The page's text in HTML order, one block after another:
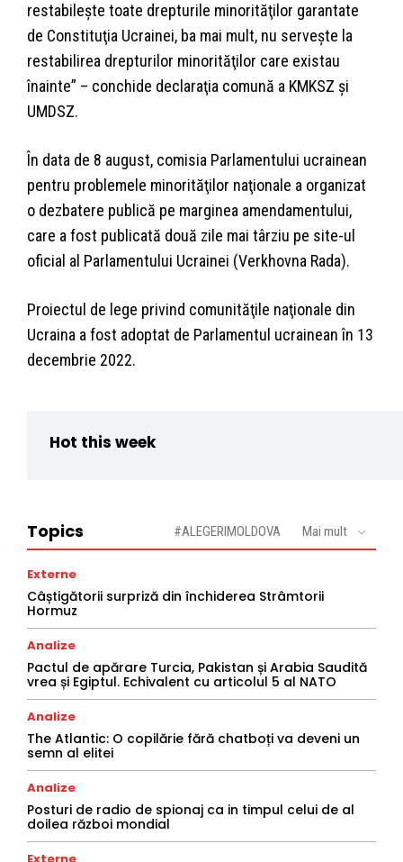
restabileşte toate drepturile minorităţilor garantate
de Constituţia Ucrainei, ba mai mult, nu serveşte la
restabilirea drepturilor minorităţilor care existau
înainte” – conchide declaraţia comună a KMKSZ şi
UMDSZ.
În data de 8 august, comisia Parlamentului ucrainean
pentru problemele minorităţilor naţionale a organizat
o dezbatere publică pe marginea amendamentului,
care a fost publicată două zile mai târziu pe site-ul
oficial al Parlamentului Ucrainei (Verkhovna Rada).
Proiectul de lege privind comunităţile naţionale din
Ucraina a fost adoptat de Parlamentul ucrainean în 13
decembrie 2022.
Hot this week
Topics #ALEGERIMOLDOVA Mai mult
Externe
Câștigătorii surpriză din închiderea Strâmtorii
Hormuz
Analize
Pactul de apărare Turcia, Pakistan și Arabia Saudită
vrea și Egiptul. Echivalent cu articolul 5 al NATO
Analize
The Atlantic: O copilărie fără chatboți va deveni un
semn al elitei
Analize
Posturi de radio de spionaj ca in timpul celui de al
doilea război mondial